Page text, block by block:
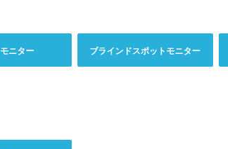
ニター ブラインドスポットモニター